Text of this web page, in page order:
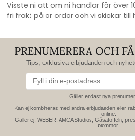
Visste ni att om ni handlar för över
fri frakt på er order och vi skickar till
PRENUMERERA OCH
Tips, exklusiva erbjudanden och
Gäller endast nya
Kan ej kombineras med andra erbjudanden eller
online.
Gäller ej: WEBER, AMCA Studios, Gåsatoffeln,
blommor.